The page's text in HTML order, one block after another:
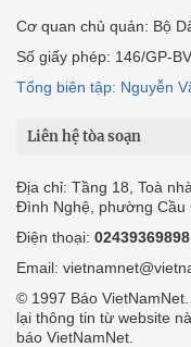
Cơ quan chủ quản: Bộ
Số giấy phép: 146/GP-
Tổng biên tập: Nguyễn
Liên hệ tòa soạn
Địa chỉ: Tầng 18, Toà
Đình Nghệ, phường Cầu
Điện thoại: 02439369898
Email:
© 1997 Báo
lại thông tin từ website
báo VietNamNet.